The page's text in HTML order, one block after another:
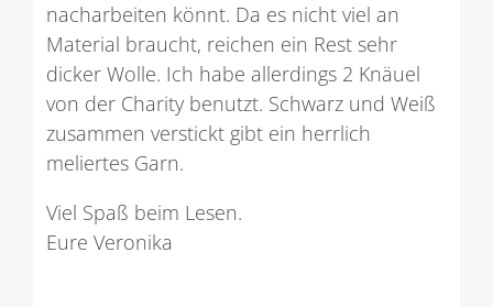
nacharbeiten könnt. Da es nicht viel an
Material braucht, reichen ein Rest sehr
dicker Wolle. Ich habe allerdings 2 Knäuel
von der Charity benutzt. Schwarz und Weiß
zusammen verstickt gibt ein herrlich
meliertes Garn.
Viel Spaß beim Lesen.
Eure Veronika